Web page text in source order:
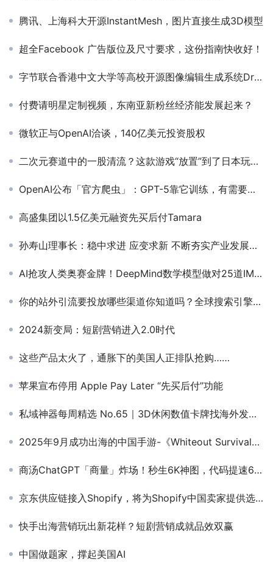
腾讯、上海科大开源InstantMesh，图片直接生成3D模型
超全Facebook 广告版位及尺寸要求，这份指南快收好！
字节联合香港中文大学等高校开源图像编辑生成系统DreamOmni2
付费请明星定制视频，东南亚新粉丝经济能发展起来？
微软正与OpenAI洽谈，140亿美元投资股权
二次元赛道中的一股清流？这款游戏“放置”到了日本玩家心窝
OpenAI公布「官方爬虫」：GPT-5靠它训练，有需要可以屏蔽
高盛集团以1.5亿美元融资先买后付Tamara
孙寿山理事长：稳中求进 应变求新 不断夯实产业发展基石
AI抢攻人类奥赛金牌！DeepMind数学模型做对25道IMO几何题，GPT-4惨败得0分
你的站外引流要投放哪些渠道你知道吗？全球搜索引擎大盘点
2024新变局：短剧营销进入2.0时代
这些产品太火了，通胀下的美国人正排队抢购……
苹果宣布停用 Apple Pay Later “先买后付”功能
私域神器每周精选 No.65｜3D休闲数值卡牌找海外发行融资合作 多家企业寻优质游戏
2025年9月成功出海的中国手游-《Whiteout Survival》与《Kingshot》再度包揽收入榜冠亚军
商汤ChatGPT「商量」炸场！秒生6K神图，代码提速62%，现场直播怼脸
京东供应链接入Shopify，将为Shopify中国卖家提供选品及物流服务
快手出海营销玩出新花样？短剧营销成就品效双赢
中国做题家，撑起美国AI